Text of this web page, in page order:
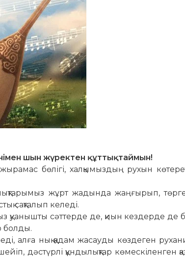
шын жүректен құттықтаймын!
бөлігі, халқымыздың рухын
жұрт жадында жаңғырып,
сақталып келеді.
қуанышты сәттерде де, қиын кездерде де
болды.
алға нық қадам жасауды көздеген
дәстүрлі құндылықтар көмескіленген